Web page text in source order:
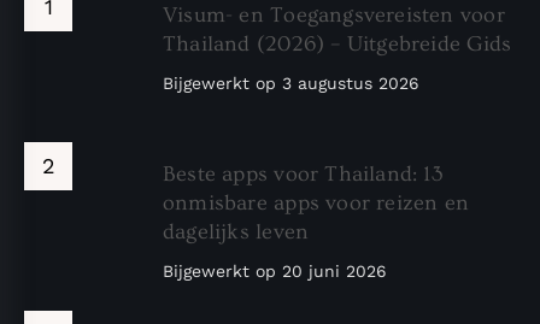
Visum- en Toegangsvereisten voor
Thailand (2026) – Uitgebreide Gids
Bijgewerkt op 3 augustus 2026
Beste apps voor Thailand: 13
onmisbare apps voor reizen en
dagelijks leven
Bijgewerkt op 20 juni 2026